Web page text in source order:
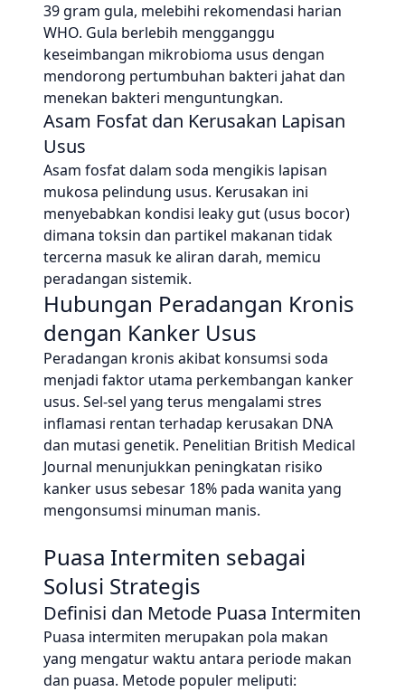
39 gram gula, melebihi rekomendasi harian
WHO. Gula berlebih mengganggu
keseimbangan mikrobioma usus dengan
mendorong pertumbuhan bakteri jahat dan
menekan bakteri menguntungkan.
Asam Fosfat dan Kerusakan Lapisan
Usus
Asam fosfat dalam soda mengikis lapisan
mukosa pelindung usus. Kerusakan ini
menyebabkan kondisi leaky gut (usus bocor)
dimana toksin dan partikel makanan tidak
tercerna masuk ke aliran darah, memicu
peradangan sistemik.
Hubungan Peradangan Kronis
dengan Kanker Usus
Peradangan kronis akibat konsumsi soda
menjadi faktor utama perkembangan kanker
usus. Sel-sel yang terus mengalami stres
inflamasi rentan terhadap kerusakan DNA
dan mutasi genetik. Penelitian British Medical
Journal menunjukkan peningkatan risiko
kanker usus sebesar 18% pada wanita yang
mengonsumsi minuman manis.
Puasa Intermiten sebagai
Solusi Strategis
Definisi dan Metode Puasa Intermiten
Puasa intermiten merupakan pola makan
yang mengatur waktu antara periode makan
dan puasa. Metode populer meliputi: